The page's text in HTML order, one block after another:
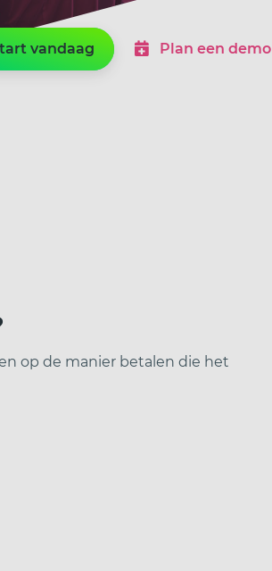
vandaag Plan een demo
op de manier betalen die het